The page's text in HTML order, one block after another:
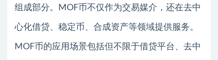
组成部分。MOF币不仅作为交易媒介，还在去中
心化借贷、稳定币、合成资产等领域提供服务。
MOF币的应用场景包括但不限于借贷平台、去中